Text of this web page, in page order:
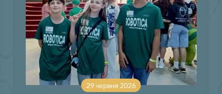
29 червня 2026